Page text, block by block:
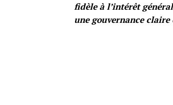
fidèle à l’intérêt
une gouvernance